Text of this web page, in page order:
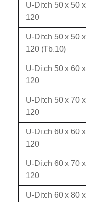
U-Ditch 50 x 50 x
120
U-Ditch 50 x 50 x
120 (Tb.10)
U-Ditch 50 x 60 x
120
U-Ditch 50 x 70 x
120
U-Ditch 60 x 60 x
120
U-Ditch 60 x 70 x
120
U-Ditch 60 x 80 x